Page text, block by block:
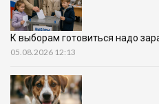
К выборам готовиться надо
05.08.2026 12:13